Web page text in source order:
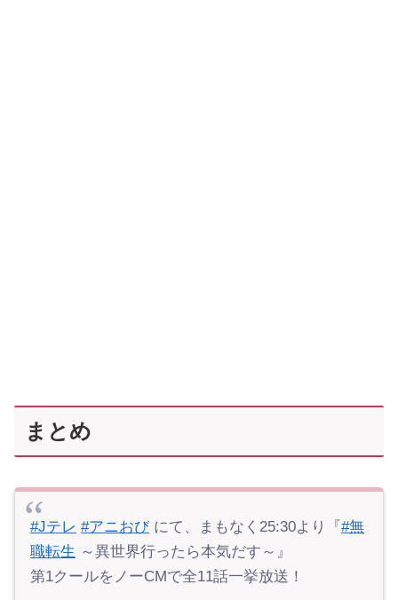
まとめ
#Jテレ #アニおび にて、まもなく25:30より『#無
職転生 ～異世界行ったら本気だす～』
第1クールをノーCMで全11話一挙放送！